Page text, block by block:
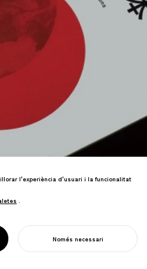
決する日本」というミッションと詳細な提言
COMENÇA EL TEU PROJECTE
l'experiència d'usuari i la funcionalitat
.
Només necessari